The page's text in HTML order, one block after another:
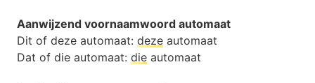
Aanwijzend voornaamwoord automaat
Dit of deze automaat: deze automaat
Dat of die automaat: die automaat